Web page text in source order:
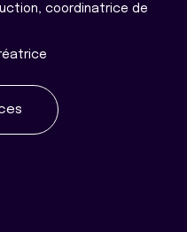
coordinatrice de